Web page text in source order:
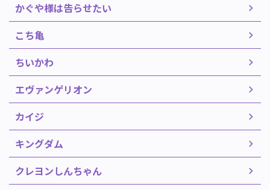
かぐや様は告らせたい
こち亀
ちいかわ
エヴァンゲリオン
カイジ
キングダム
クレヨンしんちゃん